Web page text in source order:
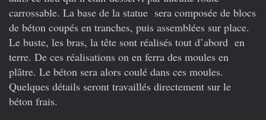
carrossable. La base de la statue sera composée de blocs
de béton coupés en tranches, puis assemblées sur place.
Le buste, les bras, la tête sont réalisés tout d’abord en
terre. De ces réalisations on en ferra des moules en
plâtre. Le béton sera alors coulé dans ces moules.
Quelques détails seront travaillés directement sur le
béton frais.